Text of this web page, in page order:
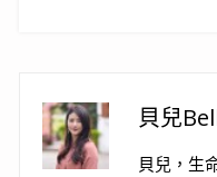
貝兒
貝兒，生